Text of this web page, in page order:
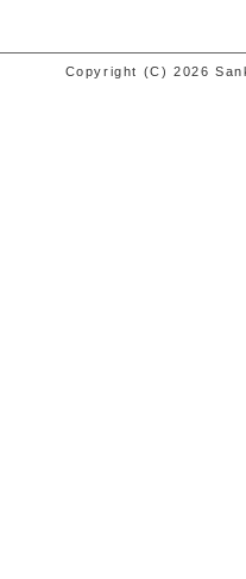
Copyright (C) 2026